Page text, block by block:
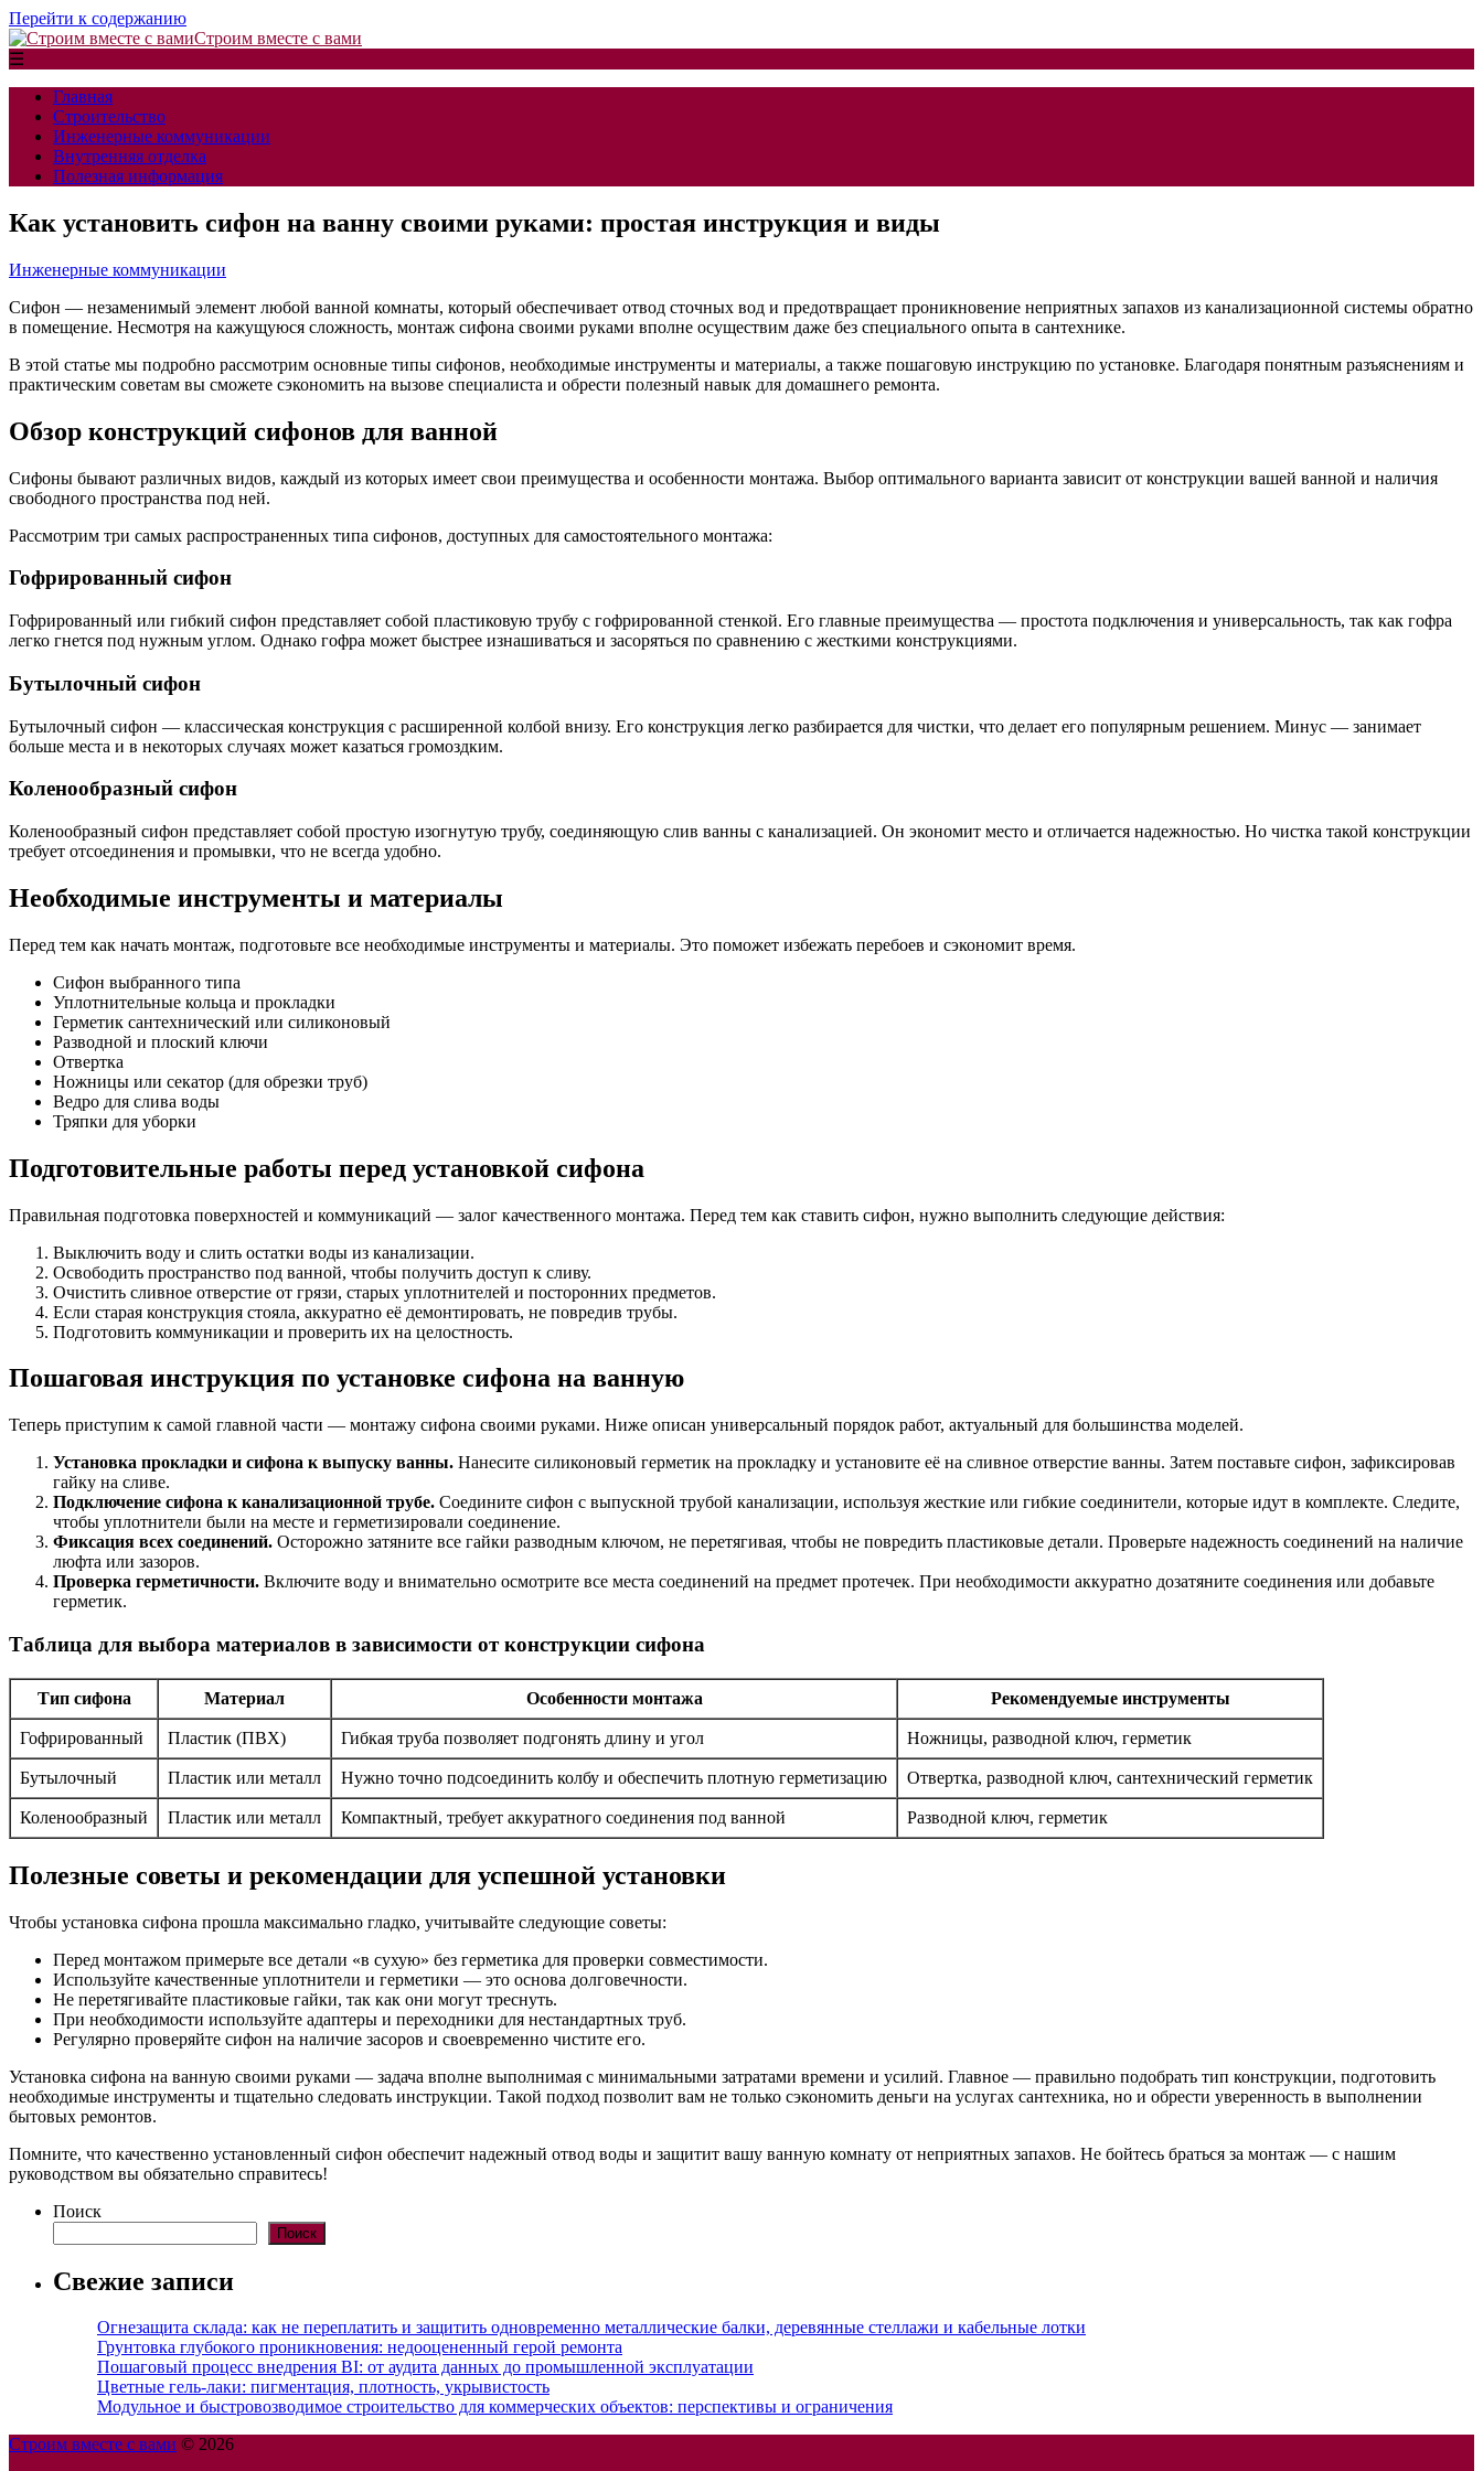
Перейти к содержанию
Строим вместе с вами
☰
Главная
Строительство
Инженерные коммуникации
Внутренняя отделка
Полезная информация
Как установить сифон на ванну своими руками: простая инструкция и виды
Инженерные коммуникации
Сифон — незаменимый элемент любой ванной комнаты, который обеспечивает отвод сточных вод и предотвращает проникновение неприятных запахов из канализационной системы обратно
в помещение. Несмотря на кажущуюся сложность, монтаж сифона своими руками вполне осуществим даже без специального опыта в сантехнике.
В этой статье мы подробно рассмотрим основные типы сифонов, необходимые инструменты и материалы, а также пошаговую инструкцию по установке. Благодаря понятным разъяснениям и
практическим советам вы сможете сэкономить на вызове специалиста и обрести полезный навык для домашнего ремонта.
Обзор конструкций сифонов для ванной
Сифоны бывают различных видов, каждый из которых имеет свои преимущества и особенности монтажа. Выбор оптимального варианта зависит от конструкции вашей ванной и наличия
свободного пространства под ней.
Рассмотрим три самых распространенных типа сифонов, доступных для самостоятельного монтажа:
Гофрированный сифон
Гофрированный или гибкий сифон представляет собой пластиковую трубу с гофрированной стенкой. Его главные преимущества — простота подключения и универсальность, так как гофра
легко гнется под нужным углом. Однако гофра может быстрее изнашиваться и засоряться по сравнению с жесткими конструкциями.
Бутылочный сифон
Бутылочный сифон — классическая конструкция с расширенной колбой внизу. Его конструкция легко разбирается для чистки, что делает его популярным решением. Минус — занимает
больше места и в некоторых случаях может казаться громоздким.
Коленообразный сифон
Коленообразный сифон представляет собой простую изогнутую трубу, соединяющую слив ванны с канализацией. Он экономит место и отличается надежностью. Но чистка такой конструкции
требует отсоединения и промывки, что не всегда удобно.
Необходимые инструменты и материалы
Перед тем как начать монтаж, подготовьте все необходимые инструменты и материалы. Это поможет избежать перебоев и сэкономит время.
Сифон выбранного типа
Уплотнительные кольца и прокладки
Герметик сантехнический или силиконовый
Разводной и плоский ключи
Отвертка
Ножницы или секатор (для обрезки труб)
Ведро для слива воды
Тряпки для уборки
Подготовительные работы перед установкой сифона
Правильная подготовка поверхностей и коммуникаций — залог качественного монтажа. Перед тем как ставить сифон, нужно выполнить следующие действия:
Выключить воду и слить остатки воды из канализации.
Освободить пространство под ванной, чтобы получить доступ к сливу.
Очистить сливное отверстие от грязи, старых уплотнителей и посторонних предметов.
Если старая конструкция стояла, аккуратно её демонтировать, не повредив трубы.
Подготовить коммуникации и проверить их на целостность.
Пошаговая инструкция по установке сифона на ванную
Теперь приступим к самой главной части — монтажу сифона своими руками. Ниже описан универсальный порядок работ, актуальный для большинства моделей.
Установка прокладки и сифона к выпуску ванны. Нанесите силиконовый герметик на прокладку и установите её на сливное отверстие ванны. Затем поставьте сифон, зафиксировав
гайку на сливе.
Подключение сифона к канализационной трубе. Соедините сифон с выпускной трубой канализации, используя жесткие или гибкие соединители, которые идут в комплекте. Следите,
чтобы уплотнители были на месте и герметизировали соединение.
Фиксация всех соединений. Осторожно затяните все гайки разводным ключом, не перетягивая, чтобы не повредить пластиковые детали. Проверьте надежность соединений на наличие
люфта или зазоров.
Проверка герметичности. Включите воду и внимательно осмотрите все места соединений на предмет протечек. При необходимости аккуратно дозатяните соединения или добавьте
герметик.
Таблица для выбора материалов в зависимости от конструкции сифона
Тип сифона Материал Особенности монтажа Рекомендуемые инструменты
Гофрированный Пластик (ПВХ) Гибкая труба позволяет подгонять длину и угол Ножницы, разводной ключ, герметик
Бутылочный Пластик или металл Нужно точно подсоединить колбу и обеспечить плотную герметизацию Отвертка, разводной ключ, сантехнический герметик
Коленообразный Пластик или металл Компактный, требует аккуратного соединения под ванной Разводной ключ, герметик
Полезные советы и рекомендации для успешной установки
Чтобы установка сифона прошла максимально гладко, учитывайте следующие советы:
Перед монтажом примерьте все детали «в сухую» без герметика для проверки совместимости.
Используйте качественные уплотнители и герметики — это основа долговечности.
Не перетягивайте пластиковые гайки, так как они могут треснуть.
При необходимости используйте адаптеры и переходники для нестандартных труб.
Регулярно проверяйте сифон на наличие засоров и своевременно чистите его.
Установка сифона на ванную своими руками — задача вполне выполнимая с минимальными затратами времени и усилий. Главное — правильно подобрать тип конструкции, подготовить
необходимые инструменты и тщательно следовать инструкции. Такой подход позволит вам не только сэкономить деньги на услугах сантехника, но и обрести уверенность в выполнении
бытовых ремонтов.
Помните, что качественно установленный сифон обеспечит надежный отвод воды и защитит вашу ванную комнату от неприятных запахов. Не бойтесь браться за монтаж — с нашим
руководством вы обязательно справитесь!
Поиск
Поиск
Свежие записи
Огнезащита склада: как не переплатить и защитить одновременно металлические балки, деревянные стеллажи и кабельные лотки
Грунтовка глубокого проникновения: недооцененный герой ремонта
Пошаговый процесс внедрения BI: от аудита данных до промышленной эксплуатации
Цветные гель-лаки: пигментация, плотность, укрывистость
Модульное и быстровозводимое строительство для коммерческих объектов: перспективы и ограничения
Строим вместе с вами © 2026